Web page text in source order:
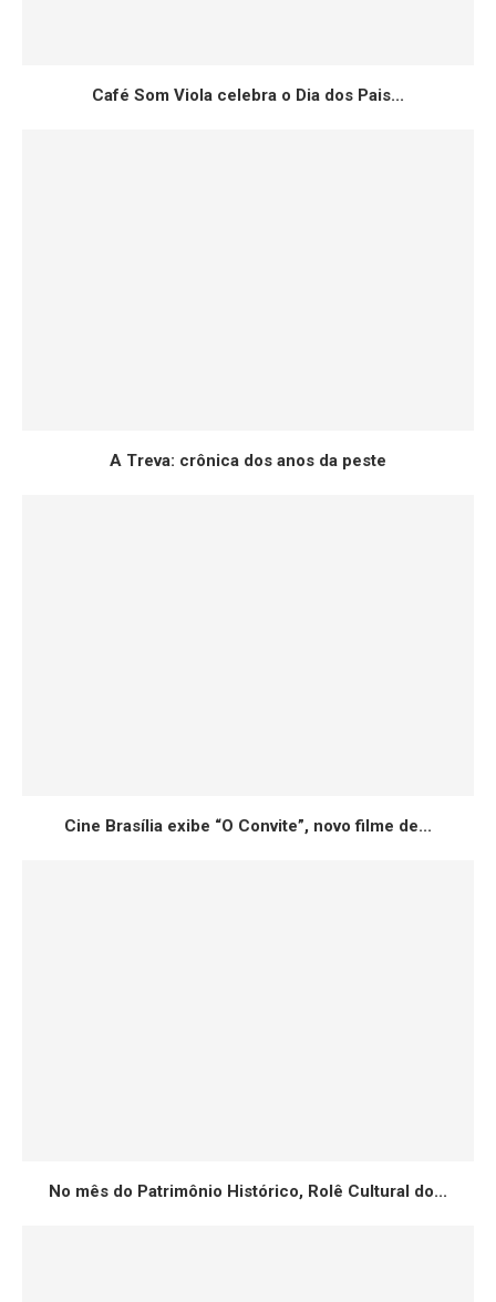
Café Som Viola celebra o Dia dos Pais...
A Treva: crônica dos anos da peste
Cine Brasília exibe “O Convite”, novo filme de...
No mês do Patrimônio Histórico, Rolê Cultural do...